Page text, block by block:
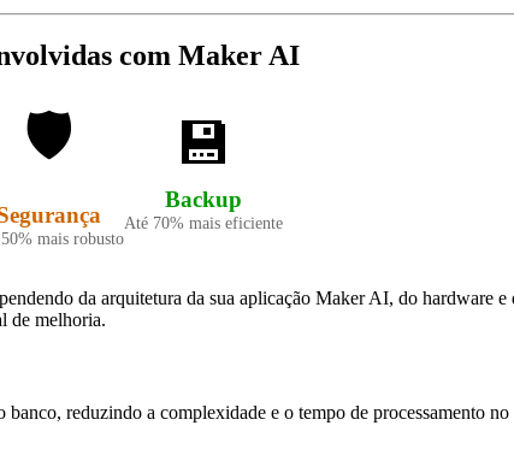
com Maker AI
🛡️
mais robusto
💾
Backup
Até 70% mais eficiente
da arquitetura da sua aplicação Maker AI, do hardware e
de melhoria.
banco, reduzindo a complexidade e o tempo de processamento